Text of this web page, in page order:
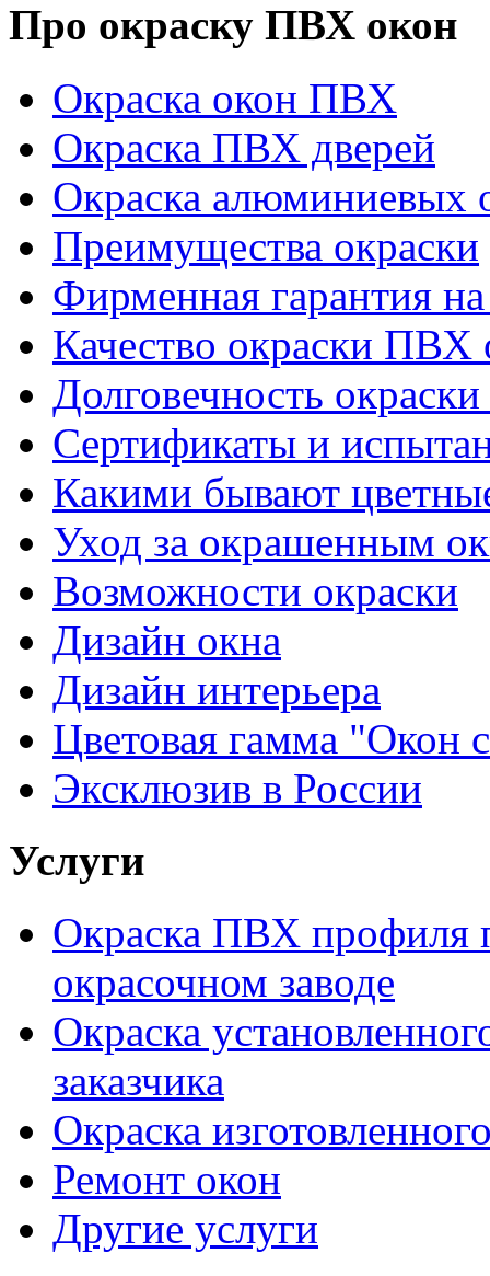
Про окраску ПВХ окон
Окраска окон ПВХ
Окраска ПВХ дверей
Окраска алюминиевых
Преимущества окраски
Фирменная гарантия
Качество окраски ПВХ
Долговечность
Сертификаты и
Какими бывают
Уход за окрашенным
Возможности окраски
Дизайн окна
Дизайн интерьера
Цветовая гамма "Окон
Эксклюзив в России
Услуги
Окраска ПВХ профиля
окрасочном заводе
Окраска
заказчика
Окраска
Ремонт окон
Другие услуги